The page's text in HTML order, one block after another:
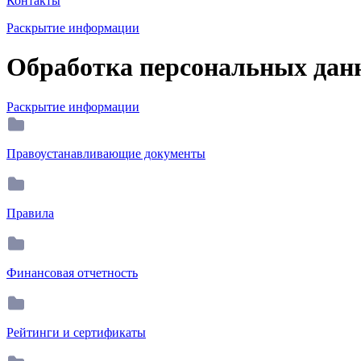
Раскрытие информации
Обработка персональных
Раскрытие информации
Правоустанавливающие документы
Правила
Финансовая отчетность
Рейтинги и сертификаты